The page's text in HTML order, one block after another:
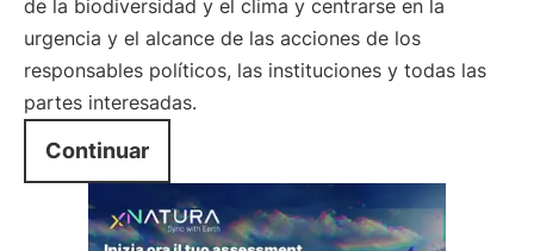
de la biodiversidad y el clima y centrarse en la
urgencia y el alcance de las acciones de los
responsables políticos, las instituciones y todas las
partes interesadas.
Continuar